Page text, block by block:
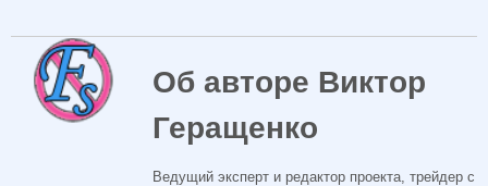
Об авторе Виктор
Геращенко
Ведущий эксперт и редактор проекта, трейдер с